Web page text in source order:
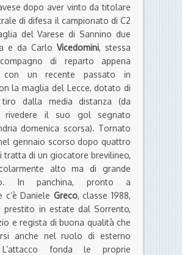
dopo aver vinto da titolare
di difesa il campionato di C2
del Varese di Sannino due
e da Carlo Vicedomini, stessa
di reparto appena
con un recente passato in
la maglia del Lecce, dotato di
dalla media distanza (da
rivedere il suo gol segnato
domenica scorsa). Tornato
gennaio scorso dopo quattro
tratta di un giocatore brevilineo,
alto ma di grande
In panchina, pronto a
c’è Daniele Greco, classe 1988,
prestito in estate dal Sorrento,
e regista di buona qualità che
anche nel ruolo di esterno
fonda le proprie